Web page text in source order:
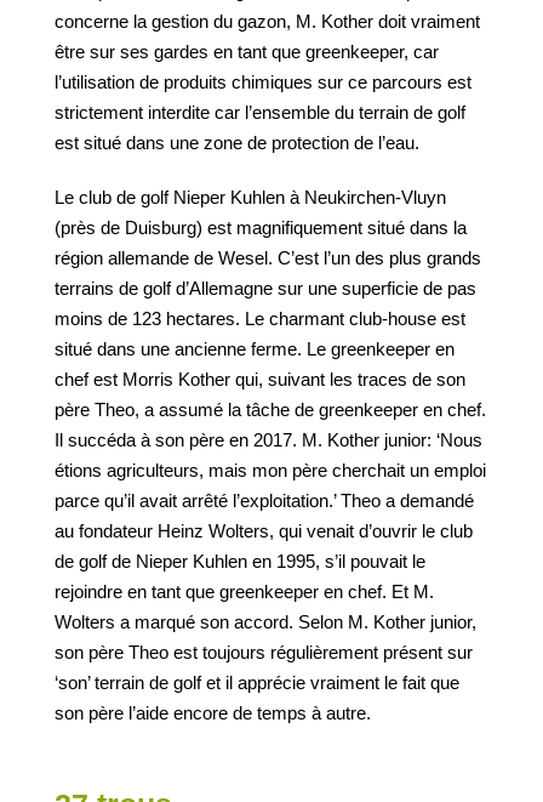
concerne la gestion du gazon, M. Kother doit vraiment
être sur ses gardes en tant que greenkeeper, car
l’utilisation de produits chimiques sur ce parcours est
strictement interdite car l’ensemble du terrain de golf
est situé dans une zone de protection de l’eau.
Le club de golf Nieper Kuhlen à Neukirchen-Vluyn
(près de Duisburg) est magnifiquement situé dans la
région allemande de Wesel. C’est l’un des plus grands
terrains de golf d’Allemagne sur une superficie de pas
moins de 123 hectares. Le charmant club-house est
situé dans une ancienne ferme. Le greenkeeper en
chef est Morris Kother qui, suivant les traces de son
père Theo, a assumé la tâche de greenkeeper en chef.
Il succéda à son père en 2017. M. Kother junior: ‘Nous
étions agriculteurs, mais mon père cherchait un emploi
parce qu’il avait arrêté l’exploitation.’ Theo a demandé
au fondateur Heinz Wolters, qui venait d’ouvrir le club
de golf de Nieper Kuhlen en 1995, s’il pouvait le
rejoindre en tant que greenkeeper en chef. Et M.
Wolters a marqué son accord. Selon M. Kother junior,
son père Theo est toujours régulièrement présent sur
‘son’ terrain de golf et il apprécie vraiment le fait que
son père l’aide encore de temps à autre.